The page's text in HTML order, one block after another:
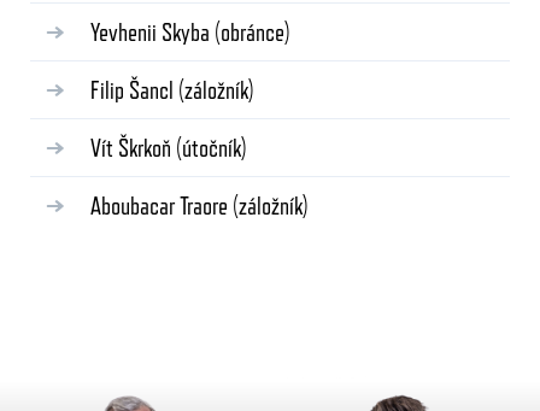
Yevhenii Skyba (obránce)
Filip Šancl (záložník)
Vít Škrkoň (útočník)
Aboubacar Traore (záložník)